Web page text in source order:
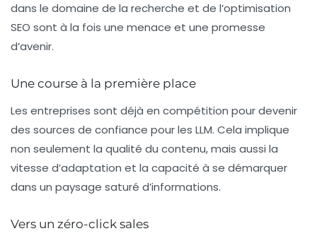
dans le domaine de la recherche et de l’optimisation
SEO sont à la fois une menace et une promesse
d’avenir.
Une course à la première place
Les entreprises sont déjà en compétition pour devenir
des sources de confiance pour les LLM. Cela implique
non seulement la qualité du contenu, mais aussi la
vitesse d’adaptation et la capacité à se démarquer
dans un paysage saturé d’informations.
Vers un zéro-click sales